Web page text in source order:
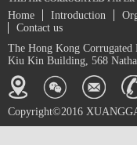
Home Introduction
Contact us
The Hong Kong Corrugated
Kiu Kin Building, 568
Copyright©2016